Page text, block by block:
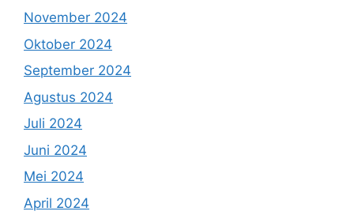
November 2024
Oktober 2024
September 2024
Agustus 2024
Juli 2024
Juni 2024
Mei 2024
April 2024